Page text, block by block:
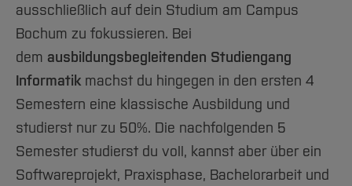
ausschließlich auf dein Studium am Campus
Bochum zu fokussieren. Bei
dem ausbildungsbegleitenden Studiengang
Informatik machst du hingegen in den ersten 4
Semestern eine klassische Ausbildung und
studierst nur zu 50%. Die nachfolgenden 5
Semester studierst du voll, kannst aber über ein
Softwareprojekt, Praxisphase, Bachelorarbeit und